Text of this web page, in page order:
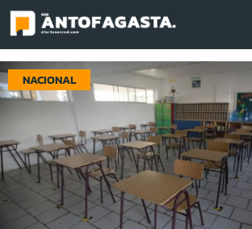
Click acá para ir directamente al contenido
NACIONAL